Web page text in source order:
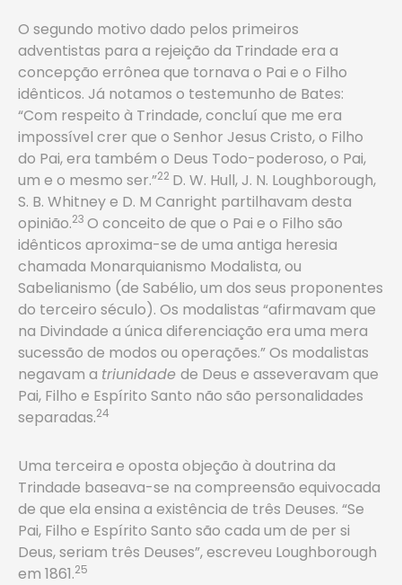
O segundo motivo dado pelos primeiros
adventistas para a rejeição da Trindade era a
concepção errônea que tornava o Pai e o Filho
idênticos. Já notamos o testemunho de Bates:
“Com respeito à Trindade, concluí que me era
impossível crer que o Senhor Jesus Cristo, o Filho
do Pai, era também o Deus Todo-poderoso, o Pai,
um e o mesmo ser.”22 D. W. Hull, J. N. Loughborough,
S. B. Whitney e D. M Canright partilhavam desta
opinião.23 O conceito de que o Pai e o Filho são
idênticos aproxima-se de uma antiga heresia
chamada Monarquianismo Modalista, ou
Sabelianismo (de Sabélio, um dos seus proponentes
do terceiro século). Os modalistas “afirmavam que
na Divindade a única diferenciação era uma mera
sucessão de modos ou operações.” Os modalistas
negavam a triunidade de Deus e asseveravam que
Pai, Filho e Espírito Santo não são personalidades
separadas.24
Uma terceira e oposta objeção à doutrina da
Trindade baseava-se na compreensão equivocada
de que ela ensina a existência de três Deuses. “Se
Pai, Filho e Espírito Santo são cada um de per si
Deus, seriam três Deuses”, escreveu Loughborough
em 1861.25